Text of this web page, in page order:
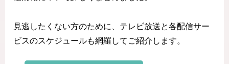
見逃したくない方のために、テレビ放送と各配信サー
ビスのスケジュールも網羅してご紹介します。